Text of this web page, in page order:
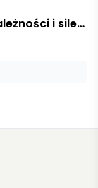
Jak wyjść z siebie. O złudzeniu niezależności i sile społecznych więzi